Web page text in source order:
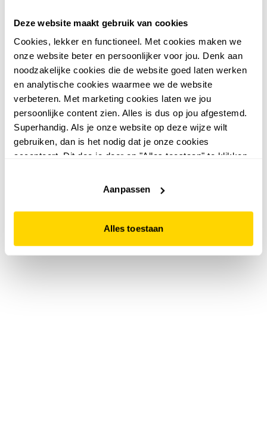
Deze website maakt gebruik van cookies
Cookies, lekker en functioneel. Met cookies maken we
onze website beter en persoonlijker voor jou. Denk aan
noodzakelijke cookies die de website goed laten werken
en analytische cookies waarmee we de website
verbeteren. Met marketing cookies laten we jou
persoonlijke content zien. Alles is dus op jou afgestemd.
Superhandig. Als je onze website op deze wijze wilt
gebruiken, dan is het nodig dat je onze cookies
accepteert. Dit doe je door op "Alles toestaan" te klikken.
website niet optimaal functioneert.
Aanpassen
Alles toestaan